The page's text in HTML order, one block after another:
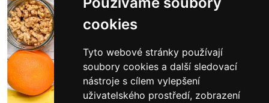
cookies
Tyto webové stránky používají
soubory cookies a další sledovací
nástroje s cílem vylepšení
uživatelského prostředí, zobrazení